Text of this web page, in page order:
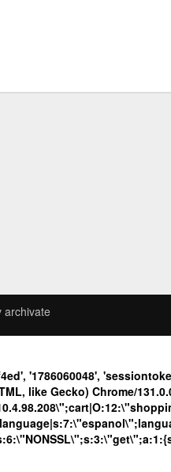
archivate
'1786060048',
like Gecko) Chrome/